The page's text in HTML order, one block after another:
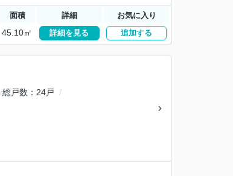
面積 詳細 お気に入り
45.10㎡ 詳細を見る 追加する
総戸数
24戸